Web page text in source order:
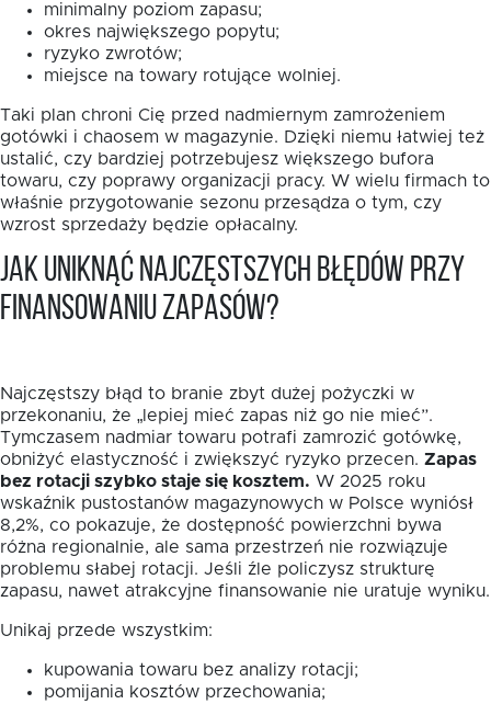
minimalny poziom zapasu;
okres największego popytu;
ryzyko zwrotów;
miejsce na towary rotujące wolniej.
Taki plan chroni Cię przed nadmiernym zamrożeniem
gotówki i chaosem w magazynie. Dzięki niemu łatwiej też
ustalić, czy bardziej potrzebujesz większego bufora
towaru, czy poprawy organizacji pracy. W wielu firmach to
właśnie przygotowanie sezonu przesądza o tym, czy
wzrost sprzedaży będzie opłacalny.
Jak uniknąć najczęstszych błędów przy
finansowaniu zapasów?
Najczęstszy błąd to branie zbyt dużej pożyczki w
przekonaniu, że „lepiej mieć zapas niż go nie mieć”.
Tymczasem nadmiar towaru potrafi zamrozić gotówkę,
obniżyć elastyczność i zwiększyć ryzyko przecen. Zapas
bez rotacji szybko staje się kosztem. W 2025 roku
wskaźnik pustostanów magazynowych w Polsce wyniósł
8,2%, co pokazuje, że dostępność powierzchni bywa
różna regionalnie, ale sama przestrzeń nie rozwiązuje
problemu słabej rotacji. Jeśli źle policzysz strukturę
zapasu, nawet atrakcyjne finansowanie nie uratuje wyniku.
Unikaj przede wszystkim:
kupowania towaru bez analizy rotacji;
pomijania kosztów przechowania;